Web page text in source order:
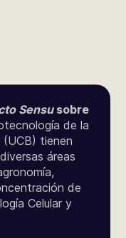
Sensusobre
de la
(UCB) tienen
áreas
de
Celular y